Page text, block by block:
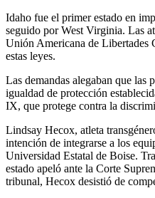
Idaho fue el primer estado en
seguido por West Virginia. Las
Unión Americana de
estas leyes.
Las demandas alegaban que las
igualdad de protección
IX, que protege contra la
Lindsay Hecox, atleta
intención de integrarse a los
Universidad Estatal de Boise.
estado apeló ante la Corte
tribunal, Hecox desistió de